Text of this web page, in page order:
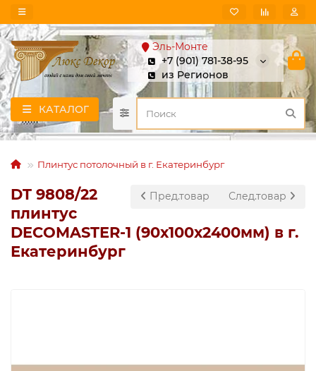
Эль-Монте
+7 (901) 781-38-95
из Регионов
КАТАЛОГ
Плинтус потолочный в г. Екатеринбург
Пред.товар След.товар
DT 9808/22
плинтус
DECOMASTER-1 (90х100х2400мм) в г.
Екатеринбург